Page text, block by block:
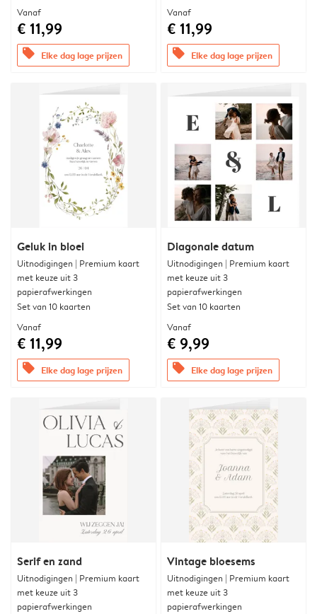
Vanaf
€ 11,99
offers Elke dag lage prijzen
Vanaf
€ 11,99
offers Elke dag lage prijzen
Geluk in bloei
Uitnodigingen | Premium kaart
met keuze uit 3
papierafwerkingen
Set van 10 kaarten
Vanaf
€ 11,99
offers Elke dag lage prijzen
Diagonale datum
Uitnodigingen | Premium kaart
met keuze uit 3
papierafwerkingen
Set van 10 kaarten
Vanaf
€ 9,99
offers Elke dag lage prijzen
Serif en zand
Uitnodigingen | Premium kaart
met keuze uit 3
papierafwerkingen
Vintage bloesems
Uitnodigingen | Premium kaart
met keuze uit 3
papierafwerkingen